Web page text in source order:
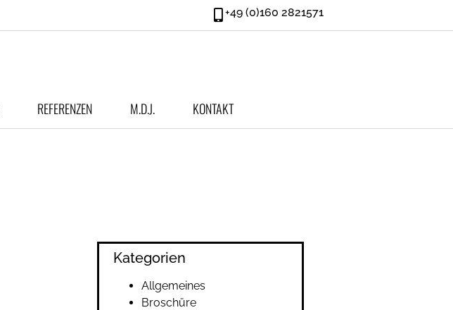
+49 (0)160 2821571
REFERENZEN M.d.J. KONTAKT
Kategorien
Allgemeines
Broschüre